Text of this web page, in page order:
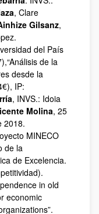
, Clare
Gilsanz,
del País
de la
desde la
IP:
, INVS.: Idoia
Molina, 25
2018.
MINECO
de la
de Excelencia.
in old
economic